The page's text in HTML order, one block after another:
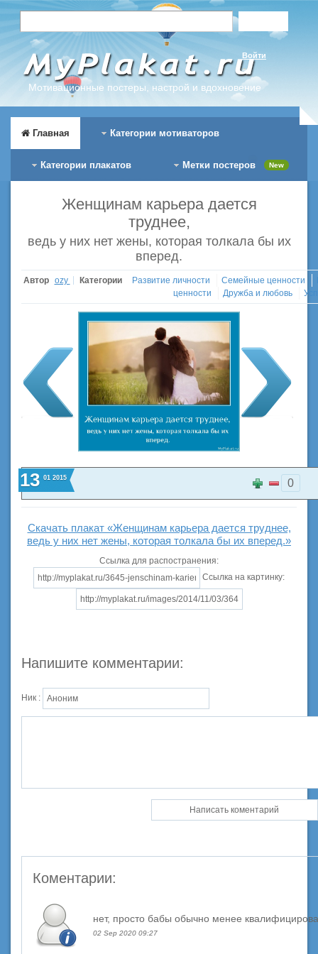
Мотивационные постеры, настрой и вдохновение
Войти
Главная Категории мотиваторов
Категории плакатов Метки постеров New
Женщинам карьера дается
труднее,
ведь у них нет жены, которая толкала бы их
вперед.
Автор ozy Категории Развитие личности Семейные ценности
ценности
Дружба и любовь
13 01 2015 0
Скачать плакат «Женщинам карьера дается труднее,
ведь у них нет жены, которая толкала бы их вперед.»
Ссылка для распостранения:
Ссылка на картинку:
Напишите комментарии:
Ник :
Коментарии:
нет, просто бабы обычно менее
02 Sep 2020 09:27